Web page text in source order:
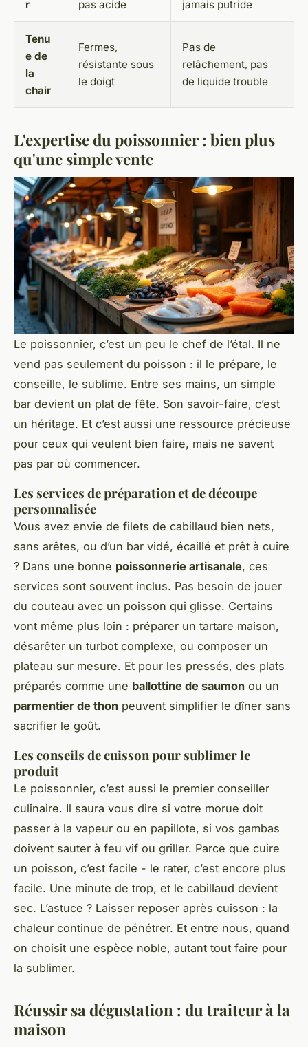
r pas acide jamais putride
Tenu
e de
la
chair
Fermes,
résistante sous
le doigt
Pas de
relâchement, pas
de liquide trouble
L'expertise du poissonnier : bien plus
qu'une simple vente
Le poissonnier, c’est un peu le chef de l’étal. Il ne
vend pas seulement du poisson : il le prépare, le
conseille, le sublime. Entre ses mains, un simple
bar devient un plat de fête. Son savoir-faire, c’est
un héritage. Et c’est aussi une ressource précieuse
pour ceux qui veulent bien faire, mais ne savent
pas par où commencer.
Les services de préparation et de découpe
personnalisée
Vous avez envie de filets de cabillaud bien nets,
sans arêtes, ou d’un bar vidé, écaillé et prêt à cuire
? Dans une bonne poissonnerie artisanale, ces
services sont souvent inclus. Pas besoin de jouer
du couteau avec un poisson qui glisse. Certains
vont même plus loin : préparer un tartare maison,
désarêter un turbot complexe, ou composer un
plateau sur mesure. Et pour les pressés, des plats
préparés comme une ballottine de saumon ou un
parmentier de thon peuvent simplifier le dîner sans
sacrifier le goût.
Les conseils de cuisson pour sublimer le
produit
Le poissonnier, c’est aussi le premier conseiller
culinaire. Il saura vous dire si votre morue doit
passer à la vapeur ou en papillote, si vos gambas
doivent sauter à feu vif ou griller. Parce que cuire
un poisson, c’est facile - le rater, c’est encore plus
facile. Une minute de trop, et le cabillaud devient
sec. L’astuce ? Laisser reposer après cuisson : la
chaleur continue de pénétrer. Et entre nous, quand
on choisit une espèce noble, autant tout faire pour
la sublimer.
Réussir sa dégustation : du traiteur à la
maison